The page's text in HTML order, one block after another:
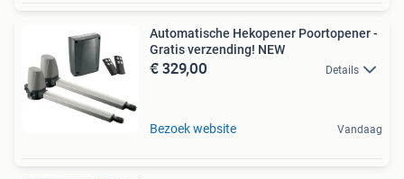
Automatische Hekopener Poortopener -
Gratis verzending! NEW
€ 329,00 Details
Bezoek website Vandaag